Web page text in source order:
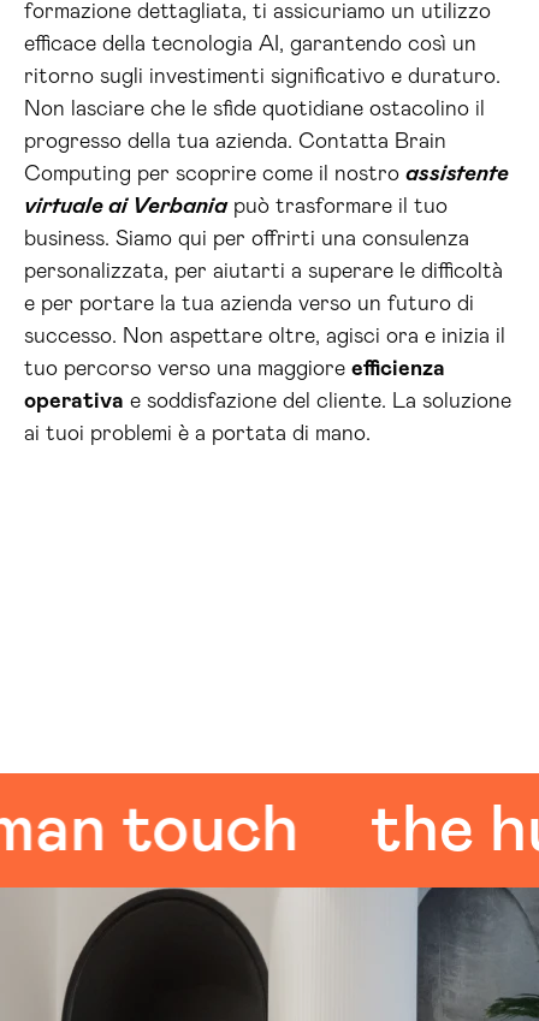
formazione dettagliata, ti assicuriamo un utilizzo
efficace della tecnologia AI, garantendo così un
ritorno sugli investimenti significativo e duraturo.
Non lasciare che le sfide quotidiane ostacolino il
progresso della tua azienda. Contatta Brain
Computing per scoprire come il nostro assistente
virtuale ai Verbaniapuò trasformare il tuo
business. Siamo qui per offrirti una consulenza
personalizzata, per aiutarti a superare le difficoltà
e per portare la tua azienda verso un futuro di
successo. Non aspettare oltre, agisci ora e inizia il
tuo percorso verso una maggiore efficienza
operativa e soddisfazione del cliente. La soluzione
ai tuoi problemi è a portata di mano.
touch the